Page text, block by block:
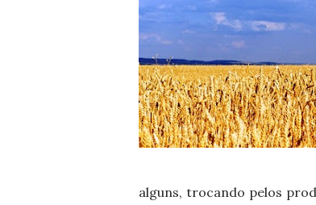
alguns, trocando pelos